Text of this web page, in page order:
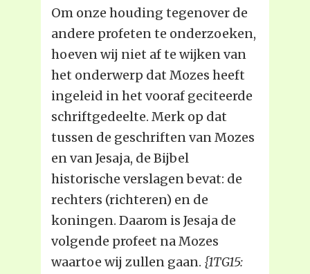
Om onze houding tegenover de
andere profeten te onderzoeken,
hoeven wij niet af te wijken van
het onderwerp dat Mozes heeft
ingeleid in het vooraf geciteerde
schriftgedeelte. Merk op dat
tussen de geschriften van Mozes
en van Jesaja, de Bijbel
historische verslagen bevat: de
rechters (richteren) en de
koningen. Daarom is Jesaja de
volgende profeet na Mozes
waartoe wij zullen gaan. {1TG15: